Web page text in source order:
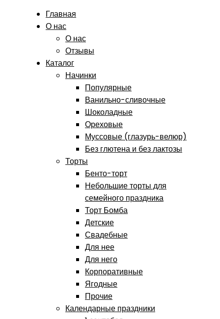
Главная
О нас
О нас
Отзывы
Каталог
Начинки
Популярные
Ванильно-сливочные
Шоколадные
Ореховые
Муссовые (глазурь-велюр)
Без глютена и без лактозы
Торты
Бенто-торт
Небольшие торты для
семейного праздника
Торт Бомба
Детские
Свадебные
Для нее
Для него
Корпоративные
Ягодные
Прочие
Календарные праздники